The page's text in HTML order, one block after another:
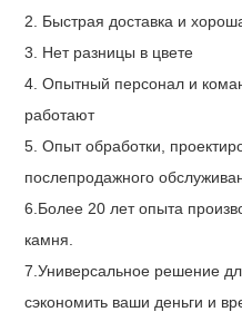
2. Быстрая доставка и
3. Нет разницы в цвете
4. Опытный персонал и
работают
5. Опыт обработки,
послепродажного
6.Более 20 лет опыта
камня.
7.Универсальное решение
сэкономить ваши деньги и